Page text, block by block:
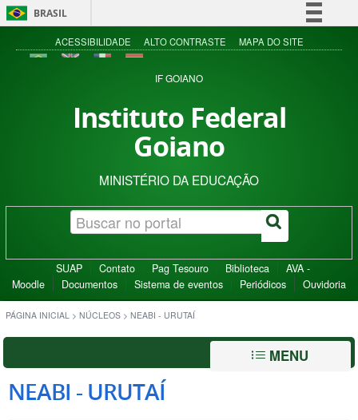
BRASIL
Simplifique!
Acesso à informação
ACESSIBILIDADE ALTO CONTRASTE MAPA DO SITE
IF GOIANO
Instituto Federal
Goiano
MINISTÉRIO DA EDUCAÇÃO
SUAP Contato Pag Tesouro Biblioteca
AVA -
Moodle
Documentos Sistema de eventos Periódicos Ouvidoria
PÁGINA INICIAL > NÚCLEOS > NEABI - URUTAÍ
MENU
NEABI - URUTAÍ